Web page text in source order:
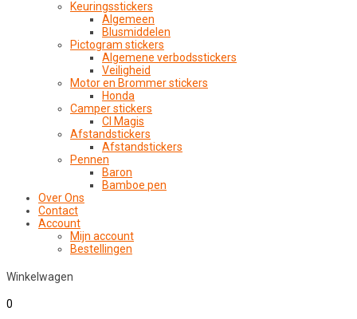
Keuringsstickers
Algemeen
Blusmiddelen
Pictogram stickers
Algemene verbodsstickers
Veiligheid
Motor en Brommer stickers
Honda
Camper stickers
CI Magis
Afstandstickers
Afstandstickers
Pennen
Baron
Bamboe pen
Over Ons
Contact
Account
Mijn account
Bestellingen
Winkelwagen
0